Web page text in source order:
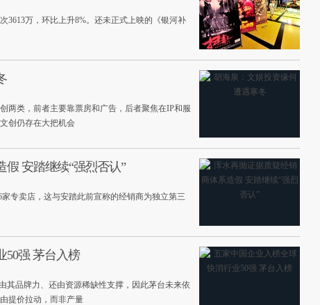
3613万，环比上升8%。还未正式上映的《银河补
两类，前者主要靠票房和广告，后者聚焦在IP和服
创仍存在大把机会
安踏继续“强烈否认”
专卖店，这与安踏此前宣称的经销商为独立第三
50强 茅台入榜
其品牌力、还由资源稀缺性支撑，因此茅台未来依
提价拉动，而非产量